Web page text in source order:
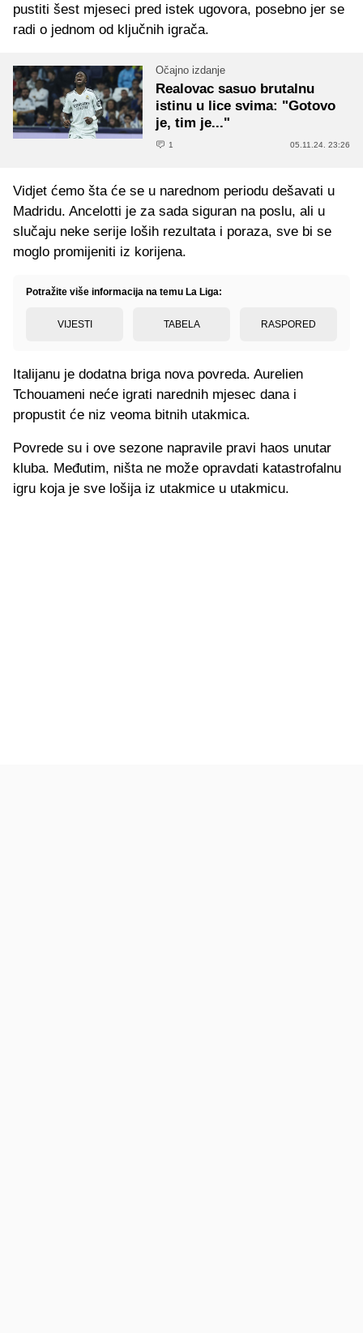
pustiti šest mjeseci pred istek ugovora, posebno jer se
radi o jednom od ključnih igrača.
Očajno izdanje
Realovac sasuo brutalnu
istinu u lice svima: "Gotovo
je, tim je..."
1 05.11.24. 23:26
Vidjet ćemo šta će se u narednom periodu dešavati u
Madridu. Ancelotti je za sada siguran na poslu, ali u
slučaju neke serije loših rezultata i poraza, sve bi se
moglo promijeniti iz korijena.
Potražite više informacija na temu La Liga:
VIJESTI TABELA RASPORED
Italijanu je dodatna briga nova povreda. Aurelien
Tchouameni neće igrati narednih mjesec dana i
propustit će niz veoma bitnih utakmica.
Povrede su i ove sezone napravile pravi haos unutar
kluba. Međutim, ništa ne može opravdati katastrofalnu
igru koja je sve lošija iz utakmice u utakmicu.